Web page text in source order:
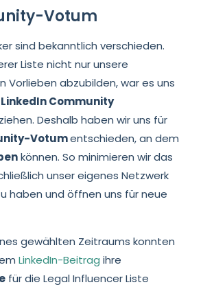
Votum
sind bekanntlich verschieden.
Liste nicht nur unsere
Vorlieben abzubilden, war es uns
LinkedIn Community
Deshalb haben wir uns für
Votumentschieden, an dem
können. So minimieren wir das
unser eigenes Netzwerk
haben und öffnen uns für neue
gewählten Zeitraums konnten
LinkedIn-Beitrag ihre
für die Legal Influencer Liste